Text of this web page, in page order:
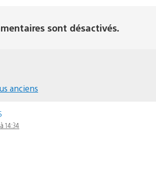
sont désactivés.
anciens
14:34